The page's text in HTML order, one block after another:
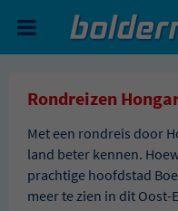
Rondreizen
Met een rondreis door
land beter kennen.
prachtige hoofdstad
meer te zien in dit